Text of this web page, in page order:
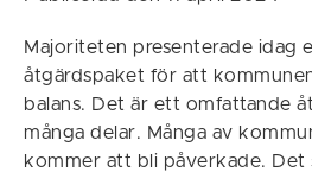
Majoriteten presenterade idag
åtgärdspaket för att
balans. Det är ett omfattande
många delar. Många av
kommer att bli påverkade. Det